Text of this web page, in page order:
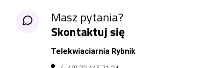
Masz pytania?
Skontaktuj się
Telekwiaciarnia Rybnik